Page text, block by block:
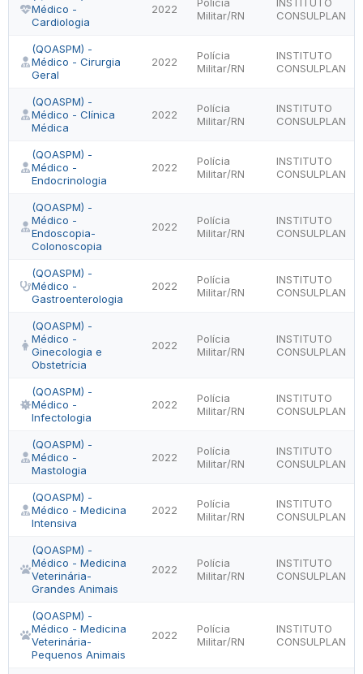
Médico -
Cardiologia
2022
Militar/RN
CONSULPLAN
(QOASPM) -
Médico - Cirurgia
Geral
2022
Polícia
Militar/RN
INSTITUTO
CONSULPLAN
(QOASPM) -
Médico - Clínica
Médica
2022
Polícia
Militar/RN
INSTITUTO
CONSULPLAN
(QOASPM) -
Médico -
Endocrinologia
2022
Polícia
Militar/RN
INSTITUTO
CONSULPLAN
(QOASPM) -
Médico -
Endoscopia-
Colonoscopia
2022
Polícia
Militar/RN
INSTITUTO
CONSULPLAN
(QOASPM) -
Médico -
Gastroenterologia
2022
Polícia
Militar/RN
INSTITUTO
CONSULPLAN
(QOASPM) -
Médico -
Ginecologia e
Obstetrícia
2022
Polícia
Militar/RN
INSTITUTO
CONSULPLAN
(QOASPM) -
Médico -
Infectologia
2022
Polícia
Militar/RN
INSTITUTO
CONSULPLAN
(QOASPM) -
Médico -
Mastologia
2022
Polícia
Militar/RN
INSTITUTO
CONSULPLAN
(QOASPM) -
Médico - Medicina
Intensiva
2022
Polícia
Militar/RN
INSTITUTO
CONSULPLAN
(QOASPM) -
Médico - Medicina
Veterinária-
Grandes Animais
2022
Polícia
Militar/RN
INSTITUTO
CONSULPLAN
(QOASPM) -
Médico - Medicina
Veterinária-
Pequenos Animais
2022
Polícia
Militar/RN
INSTITUTO
CONSULPLAN